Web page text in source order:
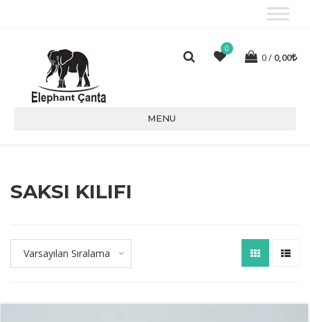
0
0 0,00
MENU
SAKSI KILIFI
Varsayılan Sıralama